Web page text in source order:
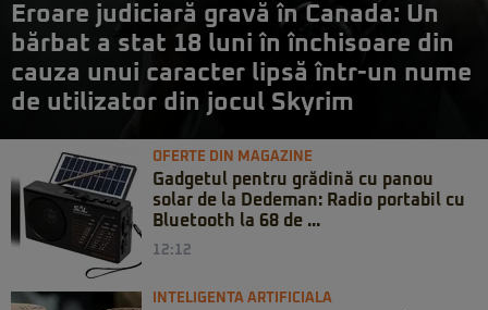
Eroare judiciară gravă în Canada: Un
bărbat a stat 18 luni în închisoare din
cauza unui caracter lipsă într-un nume
de utilizator din jocul Skyrim
OFERTE DIN MAGAZINE
Gadgetul pentru grădină cu panou
solar de la Dedeman: Radio portabil cu
Bluetooth la 68 de ...
12:12
INTELIGENTA ARTIFICIALA